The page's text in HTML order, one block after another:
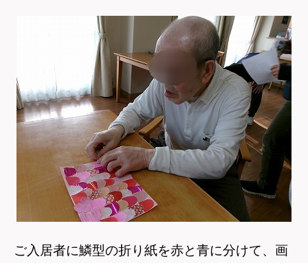
ご入居者に鱗型の折り紙を赤と青に分けて、画